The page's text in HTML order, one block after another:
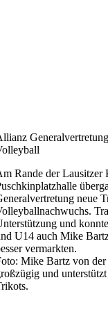
Rande der Lausitzer
neue
und
U14 auch Mike
vermarkten.
Mike Bartz von
und